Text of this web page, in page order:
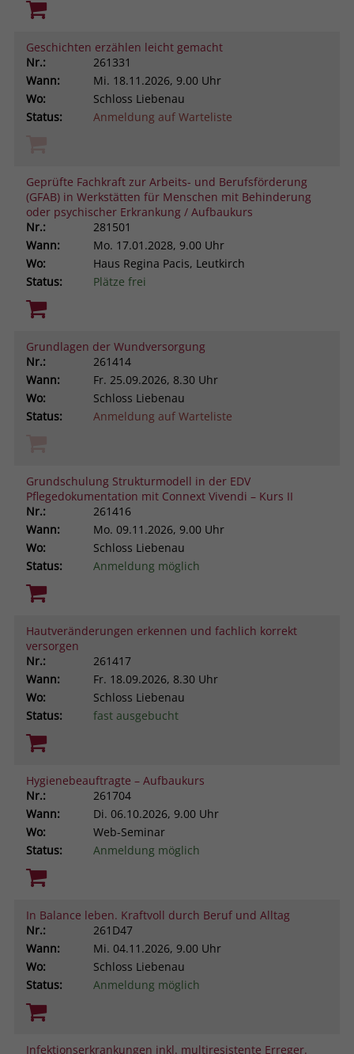
Geschichten erzählen leicht gemacht
Nr.:
261331
Wann:
Mi. 18.11.2026, 9.00 Uhr
Wo:
Schloss Liebenau
Status:
Anmeldung auf Warteliste
Geprüfte Fachkraft zur Arbeits- und Berufsförderung
(GFAB) in Werkstätten für Menschen mit Behinderung
oder psychischer Erkrankung / Aufbaukurs
Nr.:
281501
Wann:
Mo. 17.01.2028, 9.00 Uhr
Wo:
Haus Regina Pacis, Leutkirch
Status:
Plätze frei
Grundlagen der Wundversorgung
Nr.:
261414
Wann:
Fr. 25.09.2026, 8.30 Uhr
Wo:
Schloss Liebenau
Status:
Anmeldung auf Warteliste
Grundschulung Strukturmodell in der EDV
Pflegedokumentation mit Connext Vivendi – Kurs II
Nr.:
261416
Wann:
Mo. 09.11.2026, 9.00 Uhr
Wo:
Schloss Liebenau
Status:
Anmeldung möglich
Hautveränderungen erkennen und fachlich korrekt
versorgen
Nr.:
261417
Wann:
Fr. 18.09.2026, 8.30 Uhr
Wo:
Schloss Liebenau
Status:
fast ausgebucht
Hygienebeauftragte – Aufbaukurs
Nr.:
261704
Wann:
Di. 06.10.2026, 9.00 Uhr
Wo:
Web-Seminar
Status:
Anmeldung möglich
In Balance leben. Kraftvoll durch Beruf und Alltag
Nr.:
261D47
Wann:
Mi. 04.11.2026, 9.00 Uhr
Wo:
Schloss Liebenau
Status:
Anmeldung möglich
Infektionserkrankungen inkl. multiresistente Erreger.